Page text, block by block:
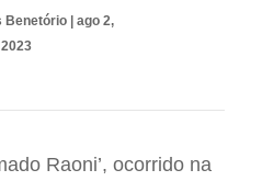
Benetório | ago 2,
2023
Raoni’, ocorrido na